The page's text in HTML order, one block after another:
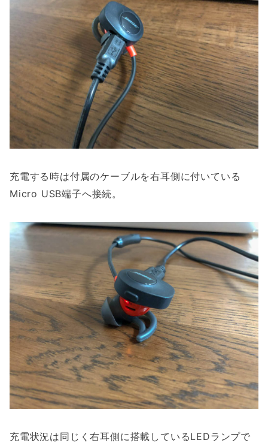
充電する時は付属のケーブルを右耳側に付いている
Micro USB端子へ接続。
充電状況は同じく右耳側に搭載しているLEDランプで